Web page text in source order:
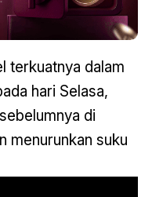
terkuatnya dalam
hari Selasa,
di
menurunkan suku